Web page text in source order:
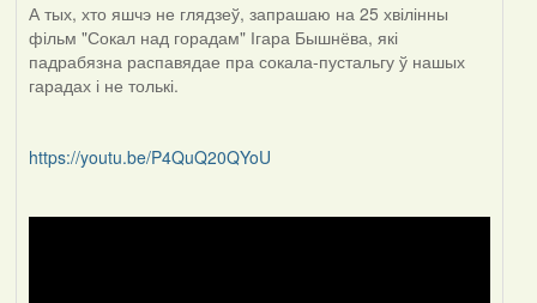
А тых, хто яшчэ не глядзеў, запрашаю на 25 хвілінны
фільм "Сокал над горадам" Ігара Бышнёва, які
падрабязна распавядае пра сокала-пустальгу ў нашых
гарадах і не толькі.
https://youtu.be/P4QuQ20QYoU